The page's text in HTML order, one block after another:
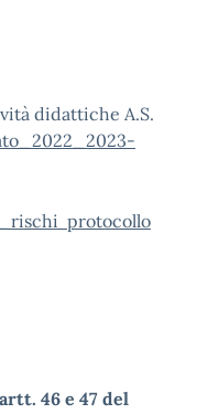
didattiche A.S.
protocollo
46 e 47 del